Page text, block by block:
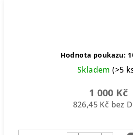
Hodnota poukazu:
Skladem(>5
1 000 Kč
826,45 Kč bez